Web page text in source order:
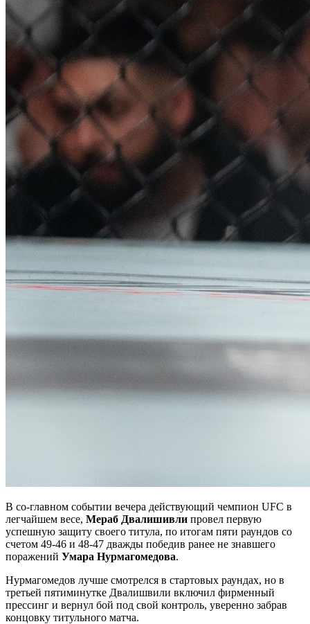
В со-главном событии вечера действующий чемпион UFC в
легчайшем весе, Мераб Двалишивли провел первую
успешную защиту своего титула, по итогам пяти раундов со
счетом 49-46 и 48-47 дважды победив ранее не знавшего
поражений Умара Нурмагомедова.
Нурмагомедов лучше смотрелся в стартовых раундах, но в
третьей пятиминутке Двалишвили включил фирменный
прессинг и вернул бой под свой контроль, уверенно забрав
концовку титульного матча.